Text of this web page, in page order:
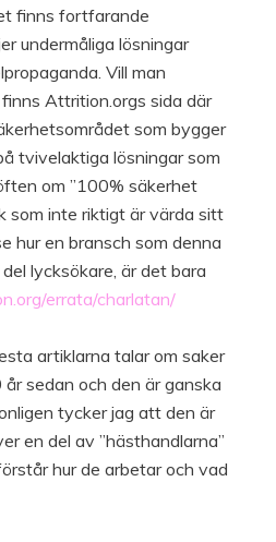
finns fortfarande
undermåliga lösningar
Vill man
Attrition.orgs sida där
som bygger
tvivelaktiga lösningar som
om ”100% säkerhet
som inte riktigt är värda sitt
hur en bransch som denna
lycksökare, är det bara
errata/charlatan/
artiklarna talar om saker
sedan och den är ganska
tycker jag att den är
en del av ”hästhandlarna”
hur de arbetar och vad